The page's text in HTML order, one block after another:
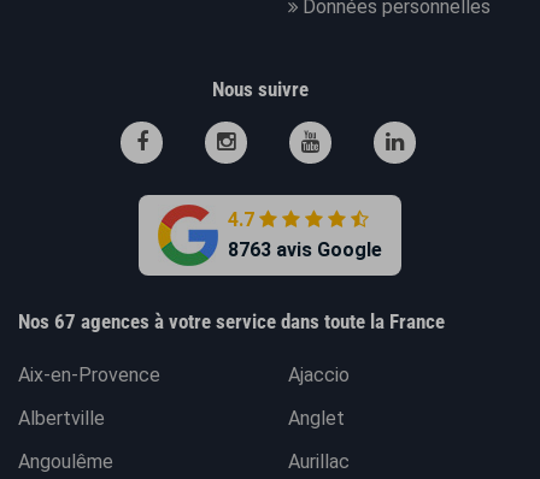
Données personnelles
Nous suivre
4.7
8763 avis Google
Nos 67 agences à votre service dans toute la France
Aix-en-Provence
Ajaccio
Albertville
Anglet
Angoulême
Aurillac